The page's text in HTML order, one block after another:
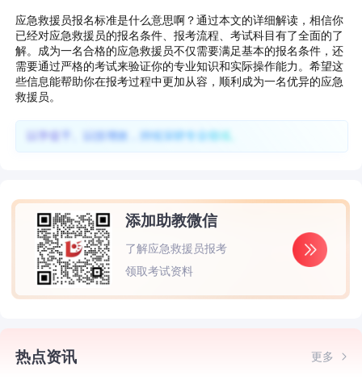
应急救援员报名标准是什么意思啊？通过本文的详细解读，相信你
已经对应急救援员的报名条件、报考流程、考试科目有了全面的了
解。成为一名合格的应急救援员不仅需要满足基本的报名条件，还
需要通过严格的考试来验证你的专业知识和实际操作能力。希望这
些信息能帮助你在报考过程中更加从容，顺利成为一名优异的应急
救援员。
以学促干、以技增效，持续深耕专业领域。
添加助教微信
了解应急救援员报考
领取考试资料
热点资讯 更多